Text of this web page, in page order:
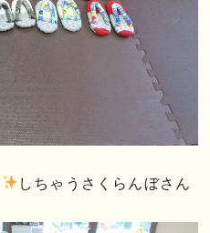
しちゃうさくらんぼさん